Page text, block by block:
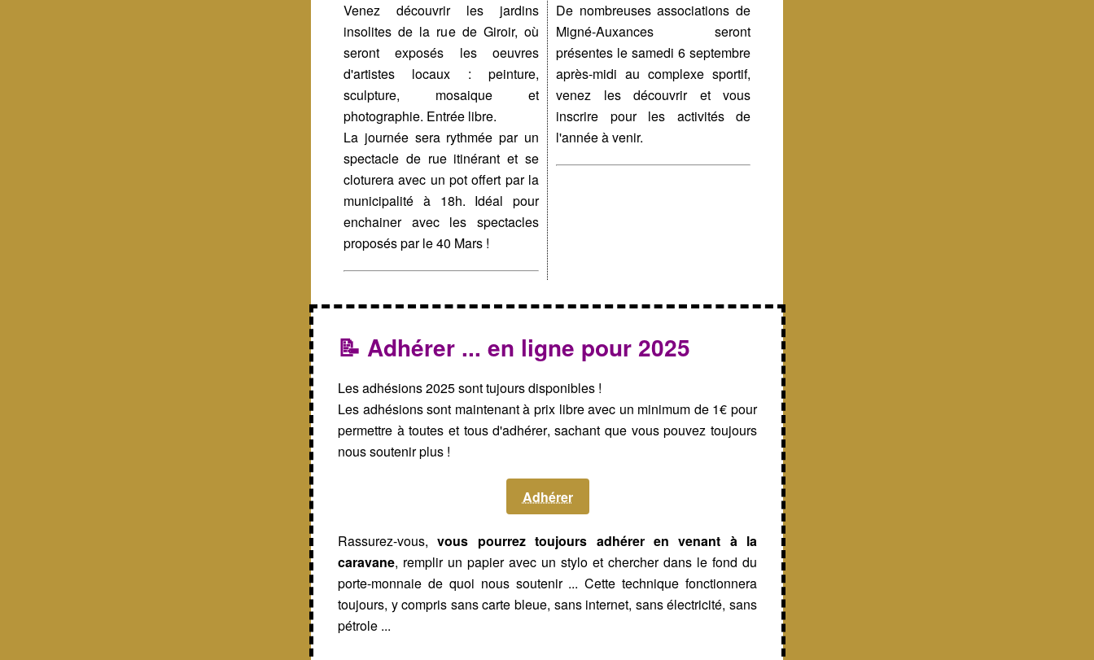
Venez découvrir les jardins
insolites de la rue de Giroir, où
seront exposés les oeuvres
d'artistes locaux : peinture,
sculpture, mosaique et
photographie. Entrée libre.
La journée sera rythmée par un
spectacle de rue itinérant et se
cloturera avec un pot offert par la
municipalité à 18h. Idéal pour
enchainer avec les spectacles
proposés par le 40 Mars !
De nombreuses associations de
Migné-Auxances seront
présentes le samedi 6 septembre
après-midi au complexe sportif,
venez les découvrir et vous
inscrire pour les activités de
l'année à venir.
📝 Adhérer ... en ligne pour 2025
Les adhésions 2025 sont tujours disponibles !
Les adhésions sont maintenant à prix libre avec un minimum de 1€ pour
permettre à toutes et tous d'adhérer, sachant que vous pouvez toujours
nous soutenir plus !
Adhérer
Rassurez-vous,vous pourrez toujours adhérer en venant à la
caravane, remplir un papier avec un stylo et chercher dans le fond du
porte-monnaie de quoi nous soutenir ... Cette technique fonctionnera
toujours, y compris sans carte bleue, sans internet, sans électricité, sans
pétrole ...